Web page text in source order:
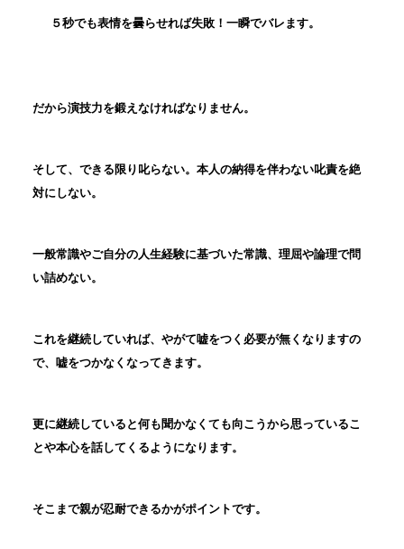
５秒でも表情を曇らせれば失敗！一瞬でバレます。
だから演技力を鍛えなければなりません。
そして、できる限り叱らない。本人の納得を伴わない叱責を絶
対にしない。
一般常識やご自分の人生経験に基づいた常識、理屈や論理で問
い詰めない。
これを継続していれば、やがて嘘をつく必要が無くなりますの
で、嘘をつかなくなってきます。
更に継続していると何も聞かなくても向こうから思っているこ
とや本心を話してくるようになります。
そこまで親が忍耐できるかがポイントです。